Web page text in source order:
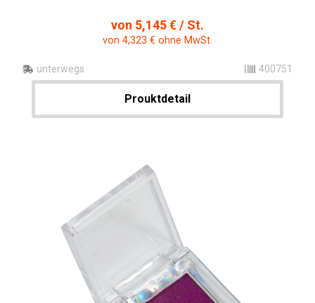
von 5,145 € / St.
von 4,323 € ohne MwSt.
unterwegs 400751
Prouktdetail